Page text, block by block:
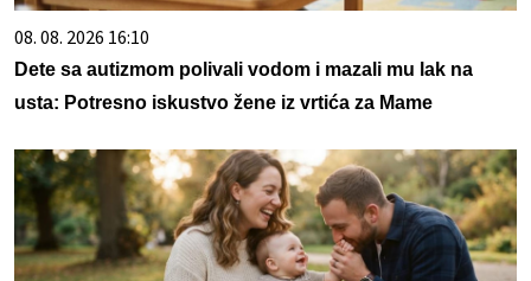
08. 08. 2026 16:10
Dete sa autizmom polivali vodom i mazali mu lak na
usta: Potresno iskustvo žene iz vrtića za Mame